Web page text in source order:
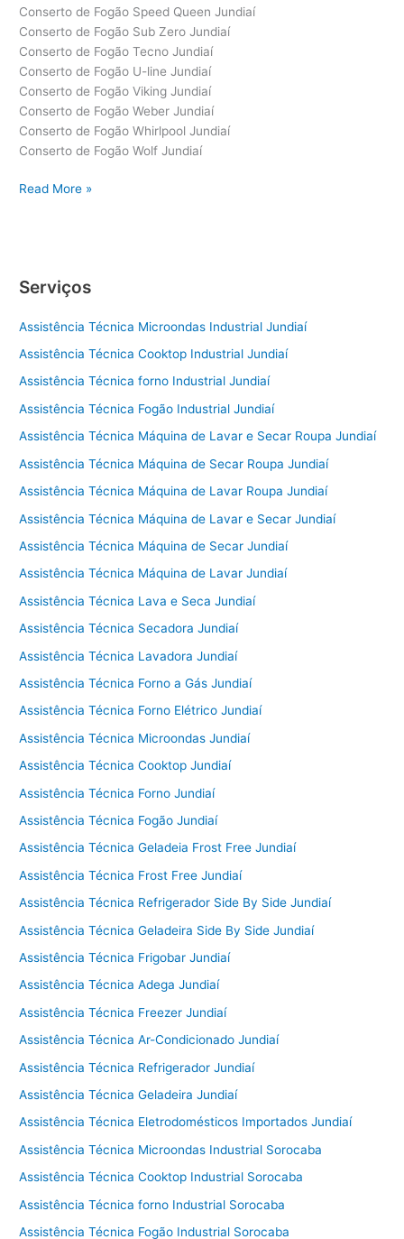
Conserto de Fogão Speed Queen Jundiaí
Conserto de Fogão Sub Zero Jundiaí
Conserto de Fogão Tecno Jundiaí
Conserto de Fogão U-line Jundiaí
Conserto de Fogão Viking Jundiaí
Conserto de Fogão Weber Jundiaí
Conserto de Fogão Whirlpool Jundiaí
Conserto de Fogão Wolf Jundiaí
Conserto
Read More »
Serviços
Assistência Técnica Microondas Industrial Jundiaí
Assistência Técnica Cooktop Industrial Jundiaí
Assistência Técnica forno Industrial Jundiaí
Assistência Técnica Fogão Industrial Jundiaí
Assistência Técnica Máquina de Lavar e Secar Roupa Jundiaí
Assistência Técnica Máquina de Secar Roupa Jundiaí
Assistência Técnica Máquina de Lavar Roupa Jundiaí
Assistência Técnica Máquina de Lavar e Secar Jundiaí
Assistência Técnica Máquina de Secar Jundiaí
Assistência Técnica Máquina de Lavar Jundiaí
Assistência Técnica Lava e Seca Jundiaí
Assistência Técnica Secadora Jundiaí
Assistência Técnica Lavadora Jundiaí
Assistência Técnica Forno a Gás Jundiaí
Assistência Técnica Forno Elétrico Jundiaí
Assistência Técnica Microondas Jundiaí
Assistência Técnica Cooktop Jundiaí
Assistência Técnica Forno Jundiaí
Assistência Técnica Fogão Jundiaí
Assistência Técnica Geladeia Frost Free Jundiaí
Assistência Técnica Frost Free Jundiaí
Assistência Técnica Refrigerador Side By Side Jundiaí
Assistência Técnica Geladeira Side By Side Jundiaí
Assistência Técnica Frigobar Jundiaí
Assistência Técnica Adega Jundiaí
Assistência Técnica Freezer Jundiaí
Assistência Técnica Ar-Condicionado Jundiaí
Assistência Técnica Refrigerador Jundiaí
Assistência Técnica Geladeira Jundiaí
Assistência Técnica Eletrodomésticos Importados Jundiaí
Assistência Técnica Microondas Industrial Sorocaba
Assistência Técnica Cooktop Industrial Sorocaba
Assistência Técnica forno Industrial Sorocaba
Assistência Técnica Fogão Industrial Sorocaba